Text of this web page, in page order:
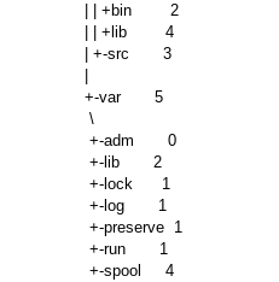
| | +bin        2
| | +lib        4
| +-src       3
+-var       5
\
+-adm       0
+-lib       2
+-lock      1
+-log       1
+-preserve  1
+-run       1
+-spool     4